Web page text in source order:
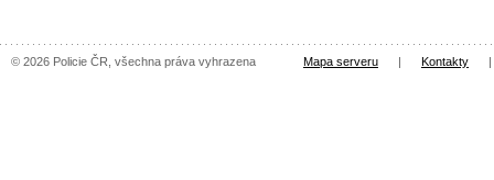
© 2026 Policie ČR, všechna práva vyhrazena Mapa serveru | Kontakty |